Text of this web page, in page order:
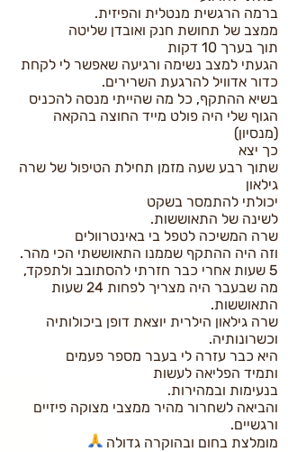
ברמה הרגשית מנטלית והפיזית.
ממצב של תחושת חנק ואובדן שליטה
תוך בערך 10 דקות
הגעתי למצב נשימה ורגיעה שאפשר לי לקחת
כדור אדוויל להרגעת השרירים.
בשיא ההתקף, כל מה שהייתי מנסה להכניס
הגוף שלי היה פולט מייד החוצה בהקאה
(מנסיון)
כך יצא
שתוך רבע שעה מזמן תחילת הטיפול של שרה
גילאון
יכולתי להתמסר בשקט
לשינה של התאוששות.
שרה המשיכה לטפל בי באינטרוולים
וזה היה ההתקף שממנו התאוששתי הכי מהר.
5 שעות אחרי כבר חזרתי להסתובב ולתפקד,
מה שבעבר היה מצריך לפחות 24 שעות
התאוששות.
שרה גילאון הילרית יוצאת דופן ביכולותיה
וכשרונותיה.
היא כבר עזרה לי בעבר מספר פעמים
ותמיד הפליאה לעשות
בנעימות ובמהירות.
והביאה לשחרור מהיר ממצבי מצוקה פיזיים
ורגשיים.
מומלצת בחום ובהוקרה גדולה